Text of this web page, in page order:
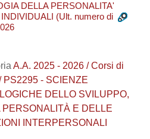
DELLA PERSONALITA'
(Ult. numero di
A.A. 2025 - 2026 / Corsi di
PS2295 - SCIENZE
DELLO SVILUPPO,
PERSONALITÀ E DELLE
INTERPERSONALI